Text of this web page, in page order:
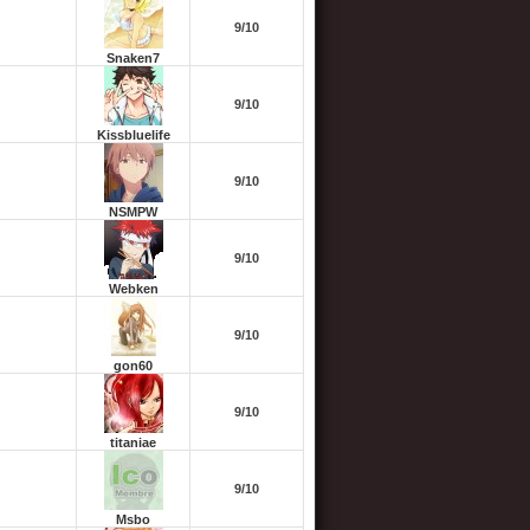
Snaken7
9/10
Kissbluelife
9/10
NSMPW
9/10
Webken
9/10
gon60
9/10
titaniae
9/10
Msbo
9/10